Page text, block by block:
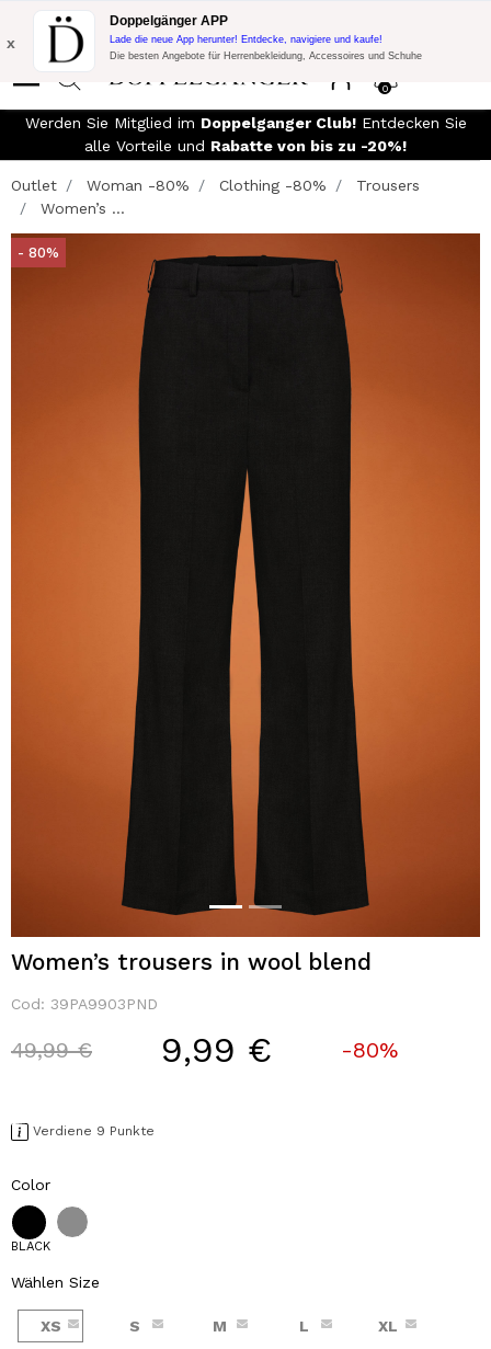
Blitzangebot:
10% Extra-Rabatt auf 300€ Einkauf mit Code:
DOPPEL300
0
x
Doppelgänger APP
Lade die neue App herunter! Entdecke, navigiere und kaufe!
Die besten Angebote für Herrenbekleidung, Accessoires und Schuhe
Werden Sie Mitglied im Doppelganger Club!Entdecken Sie
alle Vorteile und Rabatte von bis zu -20%!
Outlet Woman -80% Clothing -80%
Trousers
Women’s ...
- 80%
Women’s trousers in wool blend
Cod: 39PA9903PND
Price reduced from
49,99 €to 9,99 € -80%
Verdiene 9 Punkte
Color
BLACK
Wählen Size
XS S M L XL